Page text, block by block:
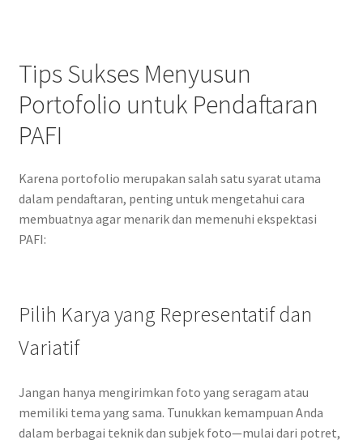
Tips Sukses Menyusun
Portofolio untuk Pendaftaran
PAFI
Karena portofolio merupakan salah satu syarat utama
dalam pendaftaran, penting untuk mengetahui cara
membuatnya agar menarik dan memenuhi ekspektasi
PAFI:
Pilih Karya yang Representatif dan
Variatif
Jangan hanya mengirimkan foto yang seragam atau
memiliki tema yang sama. Tunukkan kemampuan Anda
dalam berbagai teknik dan subjek foto—mulai dari potret,